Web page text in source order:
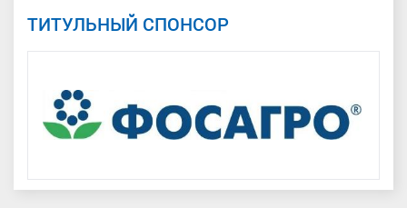
ТИТУЛЬНЫЙ СПОНСОР